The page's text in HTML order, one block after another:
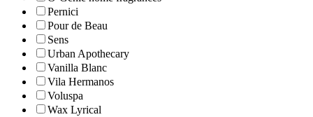
Pernici
Pour de Beau
Sens
Urban Apothecary
Vanilla Blanc
Vila Hermanos
Voluspa
Wax Lyrical